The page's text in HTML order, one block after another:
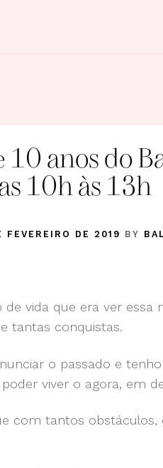
10 anos do
10h às 13h
FEVEREIRO DE 2019 BY
de vida que era ver
tantas conquistas.
o passado e
viver o agora, em
com tantos